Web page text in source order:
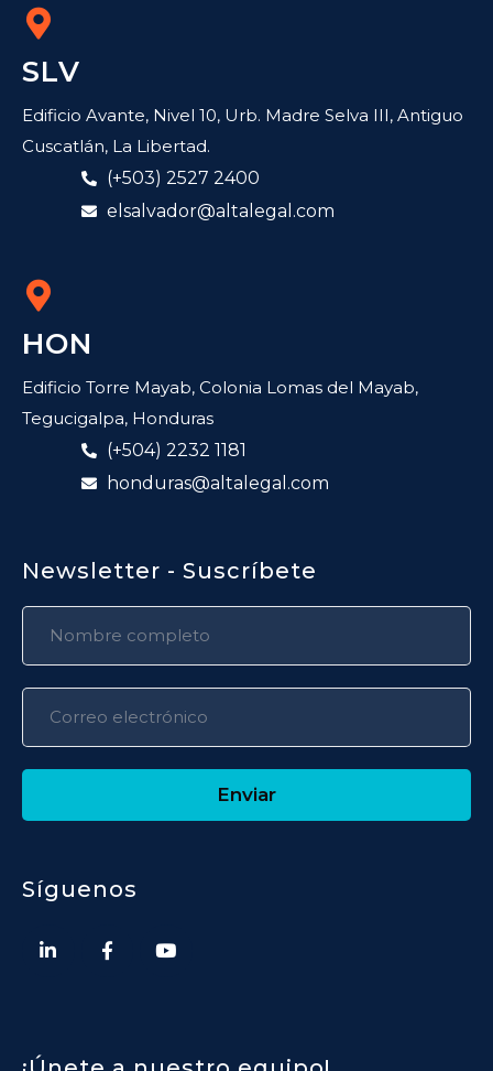
SLV
Edificio Avante, Nivel 10, Urb. Madre Selva III, Antiguo
Cuscatlán, La Libertad.
(+503) 2527 2400
elsalvador@altalegal.com
HON
Edificio Torre Mayab, Colonia Lomas del Mayab,
Tegucigalpa, Honduras
(+504) 2232 1181
honduras@altalegal.com
Newsletter - Suscríbete
Enviar
Síguenos